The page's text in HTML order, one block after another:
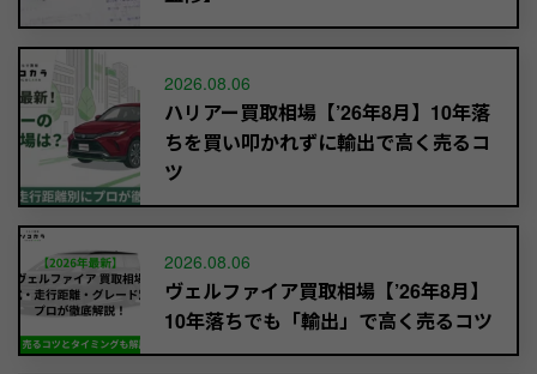
2026.08.06
ハリアー買取相場【’26年8月】10年落
ちを買い叩かれずに輸出で高く売るコ
ツ
2026.08.06
ヴェルファイア買取相場【’26年8月】
10年落ちでも「輸出」で高く売るコツ